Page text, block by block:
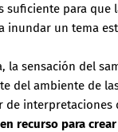
suficiente para que
inundar un tema
la sensación del
del ambiente de
de interpretaciones
recurso para